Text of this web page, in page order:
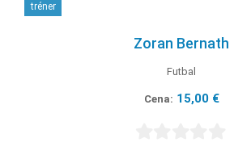
tréner
Zoran Bernath
Futbal
Cena: 15,00 €